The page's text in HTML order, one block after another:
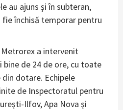
au ajuns și în subteran,
închisă temporar pentru
Metrorex a intervenit
de 24 de ore, cu toate
dotare. Echipele
de Inspectoratul pentru
Ilfov, Apa Nova și